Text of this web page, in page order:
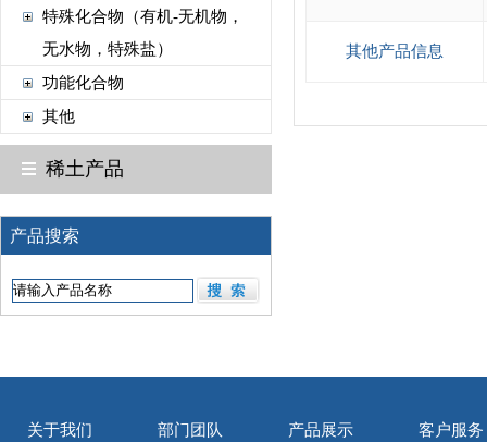
特殊化合物（有机-无机物，
无水物，特殊盐）
功能化合物
其他
稀土产品
产品搜索
其他产品信息
关于我们 部门团队 产品展示 客户服务